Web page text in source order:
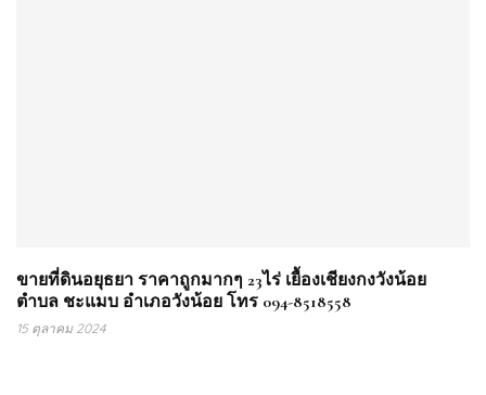
ขายที่ดินอยุธยา ราคาถูกมากๆ 23ไร่ เยื้องเชียงกงวังน้อย
ตำบล ชะแมบ อำเภอวังน้อย โทร 094-8518558
15 ตุลาคม 2024